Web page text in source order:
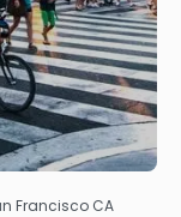
Francisco CA